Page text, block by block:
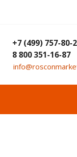
+7 (499) 757-80-
8 800 351-16-87